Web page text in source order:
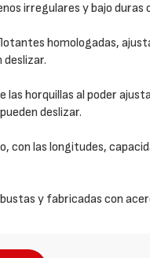
irregulares y bajo duras
homologadas,
deslizar.
las horquillas al poder
deslizar.
con las longitudes,
y fabricadas con